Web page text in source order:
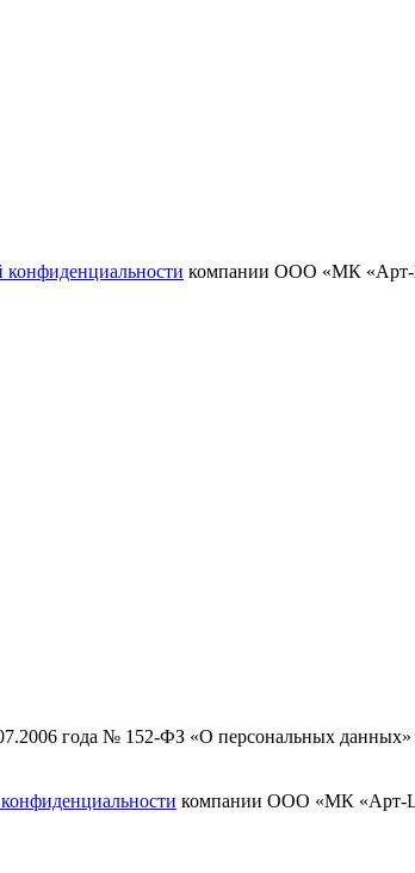
конфиденциальности компании ООО «МК «Арт-
года № 152-ФЗ «О персональных
компании ООО «МК «Арт-